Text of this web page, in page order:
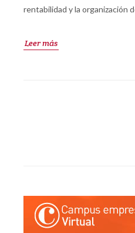
rentabilidad y la organización
Leer más